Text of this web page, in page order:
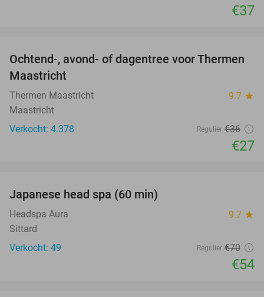
€37
25%
Ochtend-, avond- of dagentree voor Thermen
Maastricht
Thermen Maastricht 9.7 star
Maastricht
Verkocht: 4.378
Regulier €36
€27
Japanese head spa (60 min)
Headspa Aura 9.7 star
Sittard
Verkocht: 49
Regulier €70
€54